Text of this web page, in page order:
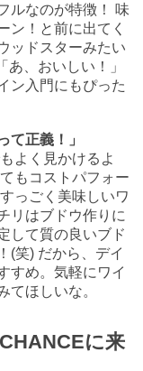
ルなのが特徴！ 味
ン！と前に出てく
ッドスターみたい
、おいしい！」
ン入門にもぴった
正義！」
よく見かけるよ
もコストパフォー
っごく美味しいワ
リはブドウ作りに
して質の良いブド
(笑) だから、デイ
すめ。気軽にワイ
てほしいな。
に来